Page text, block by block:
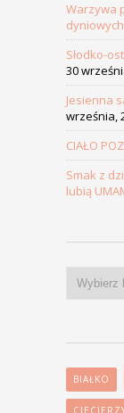
Warzywa
dyniowych
Słodko-
30
Jesienna
września,
CIAŁO
Smak z
lubią
BIAŁKO